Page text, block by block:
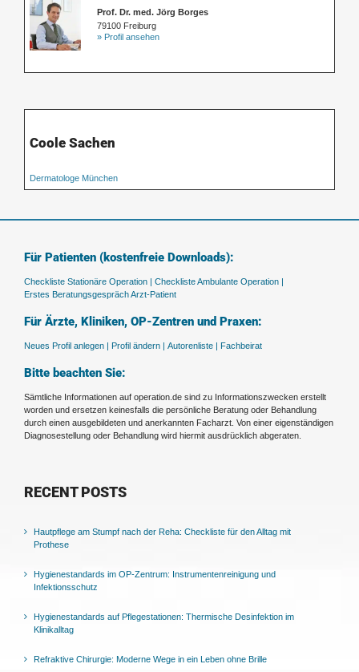
Prof. Dr. med. Jörg Borges
79100 Freiburg
» Profil ansehen
Coole Sachen
Dermatologe München
Für Patienten (kostenfreie Downloads):
Checkliste Stationäre Operation | Checkliste Ambulante Operation |
Erstes Beratungsgespräch Arzt-Patient
Für Ärzte, Kliniken, OP-Zentren und Praxen:
Neues Profil anlegen | Profil ändern | Autorenliste | Fachbeirat
Bitte beachten Sie:
Sämtliche Informationen auf operation.de sind zu Informationszwecken erstellt
worden und ersetzen keinesfalls die persönliche Beratung oder Behandlung
durch einen ausgebildeten und anerkannten Facharzt. Von einer eigenständigen
Diagnosestellung oder Behandlung wird hiermit ausdrücklich abgeraten.
RECENT POSTS
Hautpflege am Stumpf nach der Reha: Checkliste für den Alltag mit
Prothese
Hygienestandards im OP-Zentrum: Instrumentenreinigung und
Infektionsschutz
Hygienestandards auf Pflegestationen: Thermische Desinfektion im
Klinikalltag
Refraktive Chirurgie: Moderne Wege in ein Leben ohne Brille